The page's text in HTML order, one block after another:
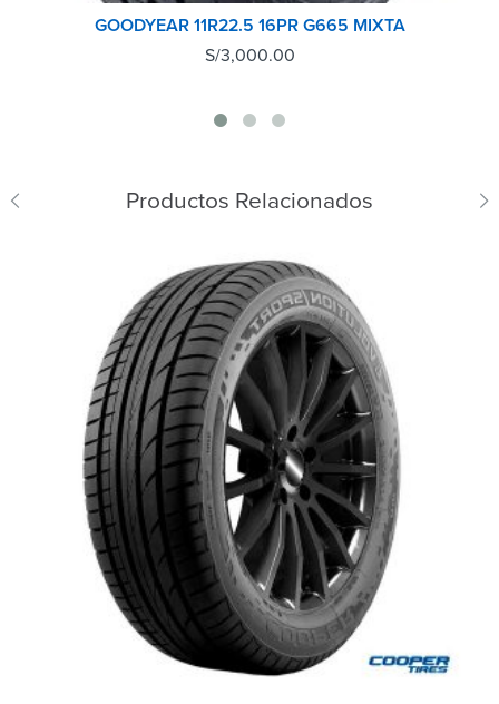
GOODYEAR 11R22.5 16PR G665 MIXTA
S/3,000.00
Productos Relacionados